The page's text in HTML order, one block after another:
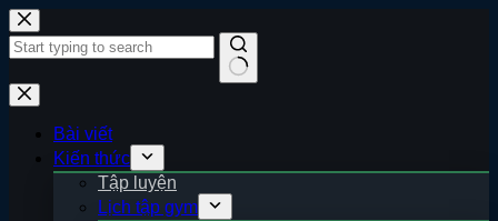
Skip
to
content
No
results
Bài viết
Kiến thức
Tập luyện
Lịch tập gym